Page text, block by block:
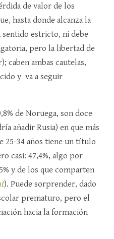
de valor de los
hasta donde alcanza la
sentido estricto, ni debe
pero la libertad de
caben ambas cautelas,
y va a seguir
de Noruega, son doce
añadir Rusia) en que más
25-34 años tiene un título
casi: 47,4%, algo por
y de los que comparten
). Puede sorprender, dado
prematuro, pero el
hacia la formación